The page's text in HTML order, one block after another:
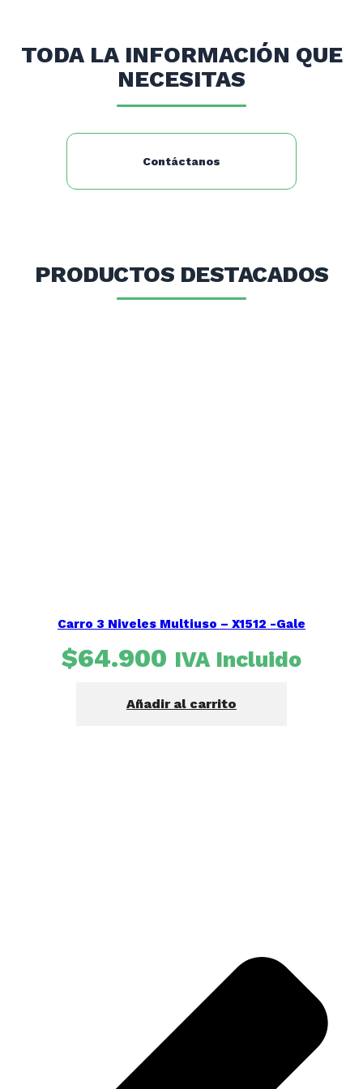
TODA LA INFORMACIÓN QUE
NECESITAS
Contáctanos
PRODUCTOS DESTACADOS
Carro 3 Niveles Multiuso – X1512 -Gale
$64.900 IVA Incluido
Añadir al carrito